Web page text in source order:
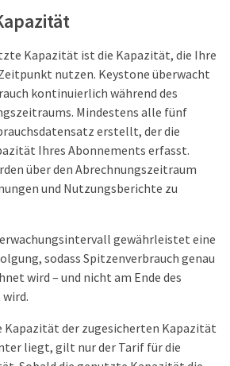
Kapazität ist die Kapazität, die Ihre
nutzen. Keystone überwacht
kontinuierlich während des
Mindestens alle fünf
erstellt, der die
Ihres Abonnements erfasst.
über den Abrechnungszeitraum
und Nutzungsberichte zu
gewährleistet eine
sodass Spitzenverbrauch genau
wird – und nicht am Ende des
Kapazität der zugesicherten Kapazität
liegt, gilt nur der Tarif für die